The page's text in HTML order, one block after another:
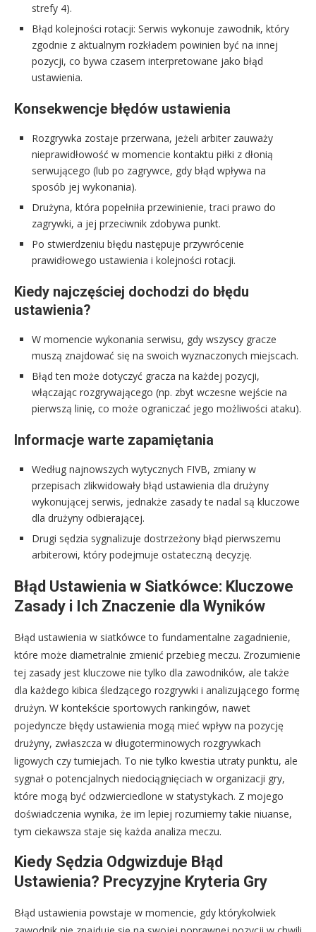
strefy 4).
Błąd kolejności rotacji: Serwis wykonuje zawodnik, który
zgodnie z aktualnym rozkładem powinien być na innej
pozycji, co bywa czasem interpretowane jako błąd
ustawienia.
Konsekwencje błędów ustawienia
Rozgrywka zostaje przerwana, jeżeli arbiter zauważy
nieprawidłowość w momencie kontaktu piłki z dłonią
serwującego (lub po zagrywce, gdy błąd wpływa na
sposób jej wykonania).
Drużyna, która popełniła przewinienie, traci prawo do
zagrywki, a jej przeciwnik zdobywa punkt.
Po stwierdzeniu błędu następuje przywrócenie
prawidłowego ustawienia i kolejności rotacji.
Kiedy najczęściej dochodzi do błędu
ustawienia?
W momencie wykonania serwisu, gdy wszyscy gracze
muszą znajdować się na swoich wyznaczonych miejscach.
Błąd ten może dotyczyć gracza na każdej pozycji,
włączając rozgrywającego (np. zbyt wczesne wejście na
pierwszą linię, co może ograniczać jego możliwości ataku).
Informacje warte zapamiętania
Według najnowszych wytycznych FIVB, zmiany w
przepisach zlikwidowały błąd ustawienia dla drużyny
wykonującej serwis, jednakże zasady te nadal są kluczowe
dla drużyny odbierającej.
Drugi sędzia sygnalizuje dostrzeżony błąd pierwszemu
arbiterowi, który podejmuje ostateczną decyzję.
Błąd Ustawienia w Siatkówce: Kluczowe
Zasady i Ich Znaczenie dla Wyników
Błąd ustawienia w siatkówce to fundamentalne zagadnienie,
które może diametralnie zmienić przebieg meczu. Zrozumienie
tej zasady jest kluczowe nie tylko dla zawodników, ale także
dla każdego kibica śledzącego rozgrywki i analizującego formę
drużyn. W kontekście sportowych rankingów, nawet
pojedyncze błędy ustawienia mogą mieć wpływ na pozycję
drużyny, zwłaszcza w długoterminowych rozgrywkach
ligowych czy turniejach. To nie tylko kwestia utraty punktu, ale
sygnał o potencjalnych niedociągnięciach w organizacji gry,
które mogą być odzwierciedlone w statystykach. Z mojego
doświadczenia wynika, że im lepiej rozumiemy takie niuanse,
tym ciekawsza staje się każda analiza meczu.
Kiedy Sędzia Odgwizduje Błąd
Ustawienia? Precyzyjne Kryteria Gry
Błąd ustawienia powstaje w momencie, gdy którykolwiek